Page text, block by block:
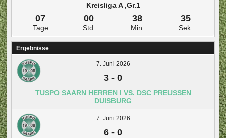
Kreisliga A ,Gr.1
07
Tage
00
Std.
38
Min.
35
Sek.
Ergebnisse
7. Juni 2026
3 - 0
TUSPO SAARN HERREN I VS. DSC PREUSSEN D
UISBURG
7. Juni 2026
6 - 0